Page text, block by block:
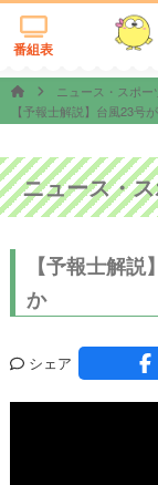
番組表
ニュース・スポー
【予報士解説】台風23
ニュース・
【予報士解
か
シェア